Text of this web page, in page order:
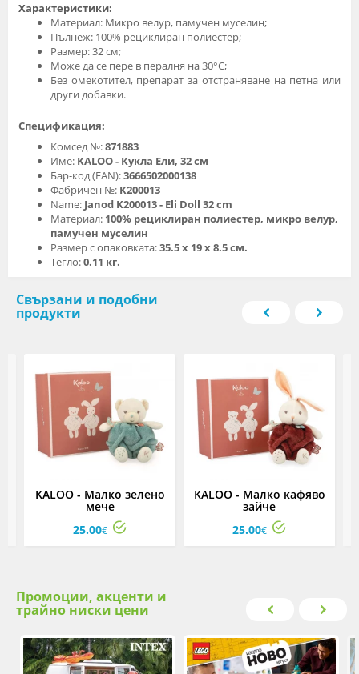
Характеристики:
Материал: Микро велур, памучен муселин;
Пълнеж: 100% рециклиран полиестер;
Размер: 32 см;
Може да се пере в пералня на 30°C;
Без омекотител, препарат за отстраняване на петна или
други добавки.
Спецификация:
Комсед №:871883
Име: KALOO - Кукла Ели, 32 см
Бар-код (EAN):3666502000138
Фабричен №: K200013
Name: Janod K200013 - Eli Doll 32 cm
Материал: 100% рециклиран полиестер, микро велур,
памучен муселин
Размер с опаковката:35.5 х 19 х 8.5 см.
Тегло:0.11 кг.
Свързани и подобни
продукти
KALOO - Малко зелено
мече
25.00€
KALOO - Малко кафяво
зайче
25.00€
Промоции, акценти и
трайно ниски цени